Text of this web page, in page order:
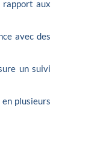
rapport aux
avec des
un suivi
plusieurs